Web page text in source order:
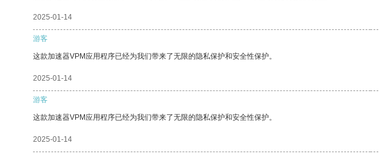
2025-01-14
游客
这款加速器VPM应用程序已经为我们带来了无限的隐私保护和安全性保护。
2025-01-14
游客
这款加速器VPM应用程序已经为我们带来了无限的隐私保护和安全性保护。
2025-01-14